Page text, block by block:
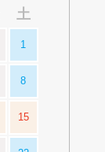
土
1
8
15